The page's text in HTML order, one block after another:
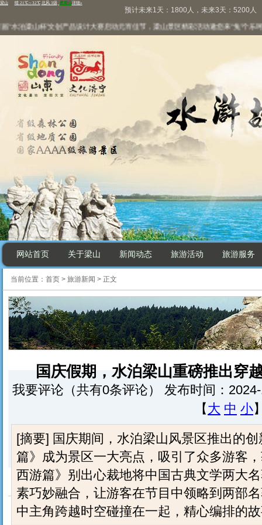
预计未来1天：1800人，未来3天：5200人
泊梁山杯”文创产品设计大赛启动元宵佳节，梁山景区精彩活动邀您来“兔”个乐呵万
网站首页 关于梁山 新闻动态 旅游活动 旅游服务
当前位置： 首页 > 旅游新闻 > 正文
国庆假期，水泊梁山重磅推出穿
我要评论（共有0条评论） 发布时间：
【大 中 小
[摘要] 国庆期间，水泊梁山风景区推出的
篇》成为景区一大亮点，吸引了众多游客
西游篇》别出心裁地将中国古典文学两大
素巧妙融合，让游客在节目中领略到两部
中主角跨越时空碰撞在一起，精心编排的